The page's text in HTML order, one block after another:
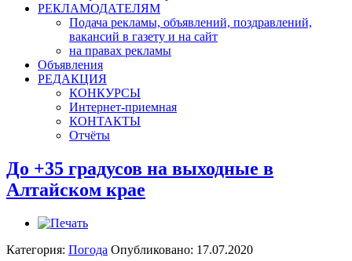
РЕКЛАМОДАТЕЛЯМ
Подача рекламы, объявлений, поздравлений,
вакансий в газету и на сайт
на правах рекламы
Объявления
РЕДАКЦИЯ
КОНКУРСЫ
Интернет-приемная
КОНТАКТЫ
Отчёты
До +35 градусов на выходные в
Алтайском крае
Категория: Погода Опубликовано: 17.07.2020